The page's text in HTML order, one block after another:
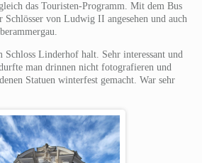
das Touristen-Programm. Mit dem Bus
Schlösser von Ludwig II angesehen und auch
Schloss Linderhof halt. Sehr interessant und
man drinnen nicht fotografieren und
Statuen winterfest gemacht. War sehr